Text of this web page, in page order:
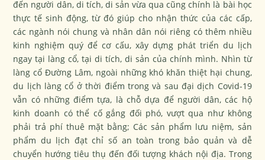
đến người dân, di tích, di sản vừa qua cũng chính là bài học
thực tế sinh động, từ đó giúp cho nhận thức của các cấp,
các ngành nói chung và nhân dân nói riêng có thêm nhiều
kinh nghiệm quý để cơ cấu, xây dựng phát triển du lịch
ngay tại làng cổ, tại di tích, di sản của chính mình. Nhìn từ
làng cổ Đường Lâm, ngoài những khó khăn thiệt hại chung,
du lịch làng cổ ở thời điểm trong và sau đại dịch Covid-19
vẫn có những điểm tựa, là chỗ dựa để người dân, các hộ
kinh doanh có thể cố gắng đối phó, vượt qua như không
phải trả phí thuê mặt bằng; Các sản phẩm lưu niệm, sản
phẩm du lịch đạt chỉ số an toàn trong bảo quản và dễ
chuyển hướng tiêu thụ đến đối tượng khách nội địa. Trong